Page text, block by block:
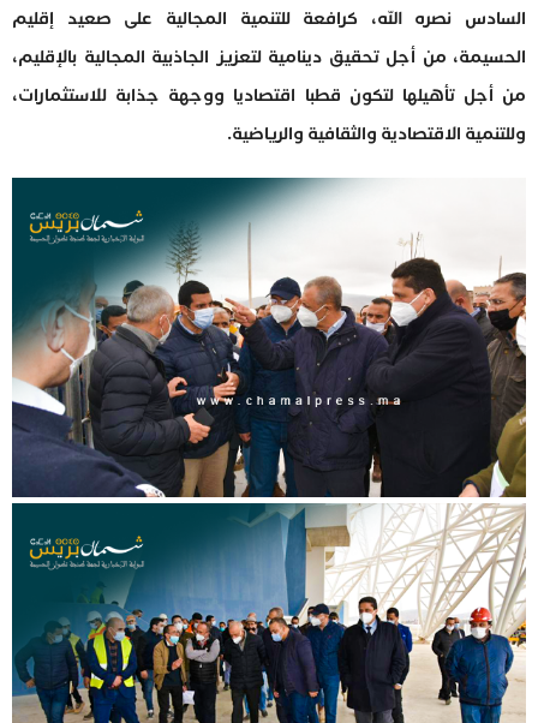
السادس نصره الله، كرافعة للتنمية المجالية على صعيد إقليم
الحسيمة، من أجل تحقيق دينامية لتعزيز الجاذبية المجالية بالإقليم،
من أجل تأهيلها لتكون قطبا اقتصاديا ووجهة جذابة للاستثمارات،
وللتنمية الاقتصادية والثقافية والرياضية.